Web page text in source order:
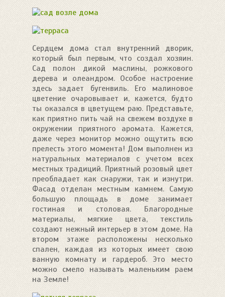
Сердцем дома стал внутренний дворик,
который был первым, что создал хозяин.
Сад полон дикой маслины, рожкового
дерева и олеандром. Особое настроение
здесь задает бугенвиль. Его малиновое
цветение очаровывает и, кажется, будто
ты оказался в цветущем раю. Представьте,
как приятно пить чай на свежем воздухе в
окружении приятного аромата. Кажется,
даже через монитор можно ощутить всю
прелесть этого момента! Дом выполнен из
натуральных материалов с учетом всех
местных традиций. Приятный розовый цвет
преобладает как снаружи, так и изнутри.
Фасад отделан местным камнем. Самую
большую площадь в доме занимает
гостиная и столовая. Благородные
материалы, мягкие цвета, текстиль
создают нежный интерьер в этом доме. На
втором этаже расположены несколько
спален, каждая из которых имеет свою
ванную комнату и гардероб. Это место
можно смело называть маленьким раем
на Земле!